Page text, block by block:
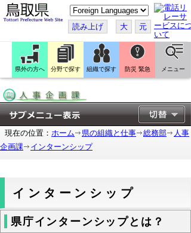
こ
の
ペ
ー
ジ
翻
訳
す
読み上げ 大 元
県外の方へ 分野で探す 組織で探す 防災 緊急 メニュー
現在の位置： ホーム 県の組織と仕事 総務部
人事
企画課
インターンシップ
インターンシップ
県庁インターンシップとは？